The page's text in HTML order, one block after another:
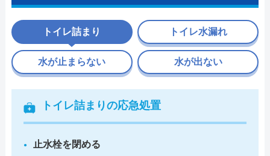
トイレ詰まり
トイレ詰まりの応急処置
止水栓を閉める
トイレ水漏れ
水が止まらない 水が出ない